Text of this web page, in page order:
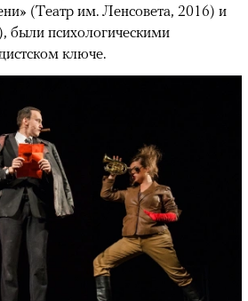
(Театр им. Ленсовета, 2016) и
психологическими
ключе.